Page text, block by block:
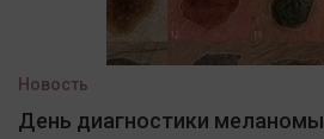
Новость
День диагностики меланомы